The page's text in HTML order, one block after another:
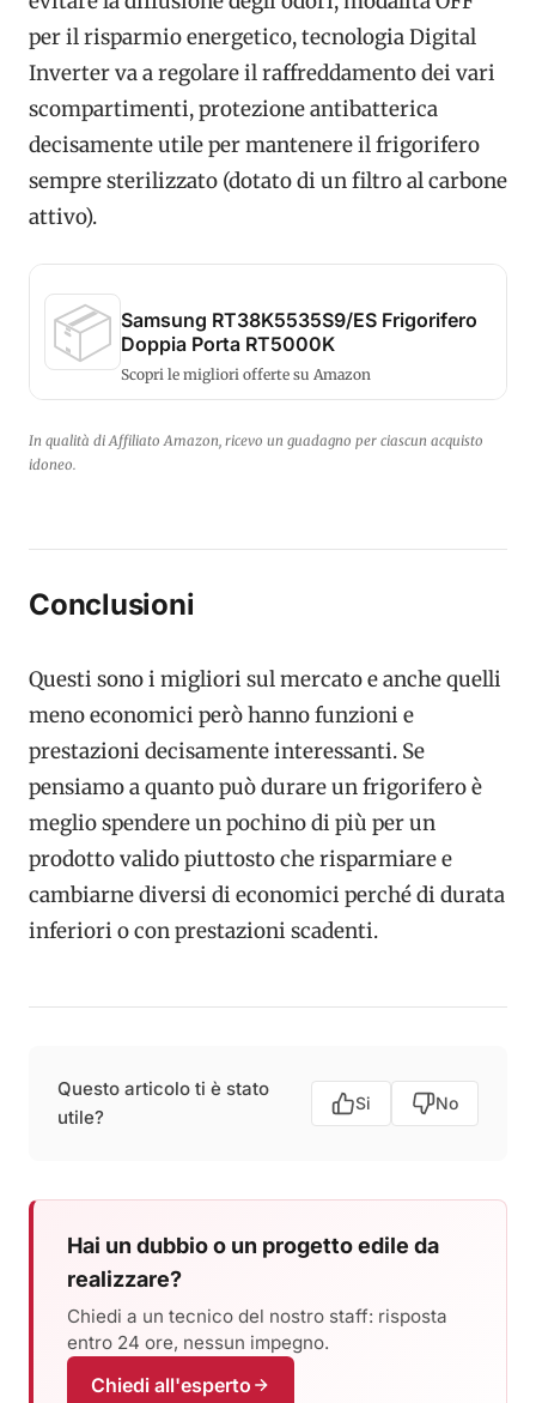
per il risparmio energetico, tecnologia Digital
Inverter va a regolare il raffreddamento dei vari
scompartimenti, protezione antibatterica
decisamente utile per mantenere il frigorifero
sempre sterilizzato (dotato di un filtro al carbone
attivo).
📦 Samsung RT38K5535S9/ES Frigorifero
Doppia Porta RT5000K
Scopri le migliori offerte su Amazon
In qualità di Affiliato Amazon, ricevo un guadagno per ciascun acquisto
idoneo.
Conclusioni
Questi sono i migliori sul mercato e anche quelli
meno economici però hanno funzioni e
prestazioni decisamente interessanti. Se
pensiamo a quanto può durare un frigorifero è
meglio spendere un pochino di più per un
prodotto valido piuttosto che risparmiare e
cambiarne diversi di economici perché di durata
inferiori o con prestazioni scadenti.
Questo articolo ti è stato
utile?
Si No
Hai un dubbio o un progetto edile da
realizzare?
Chiedi a un tecnico del nostro staff: risposta
entro 24 ore, nessun impegno.
Chiedi all'esperto